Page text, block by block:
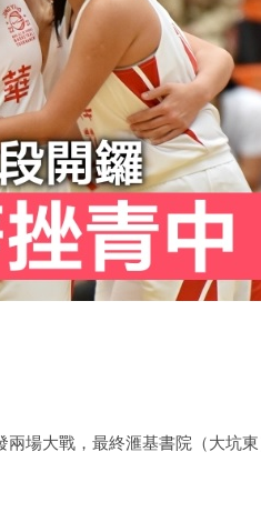
場大戰，最終滙基書院（大坑